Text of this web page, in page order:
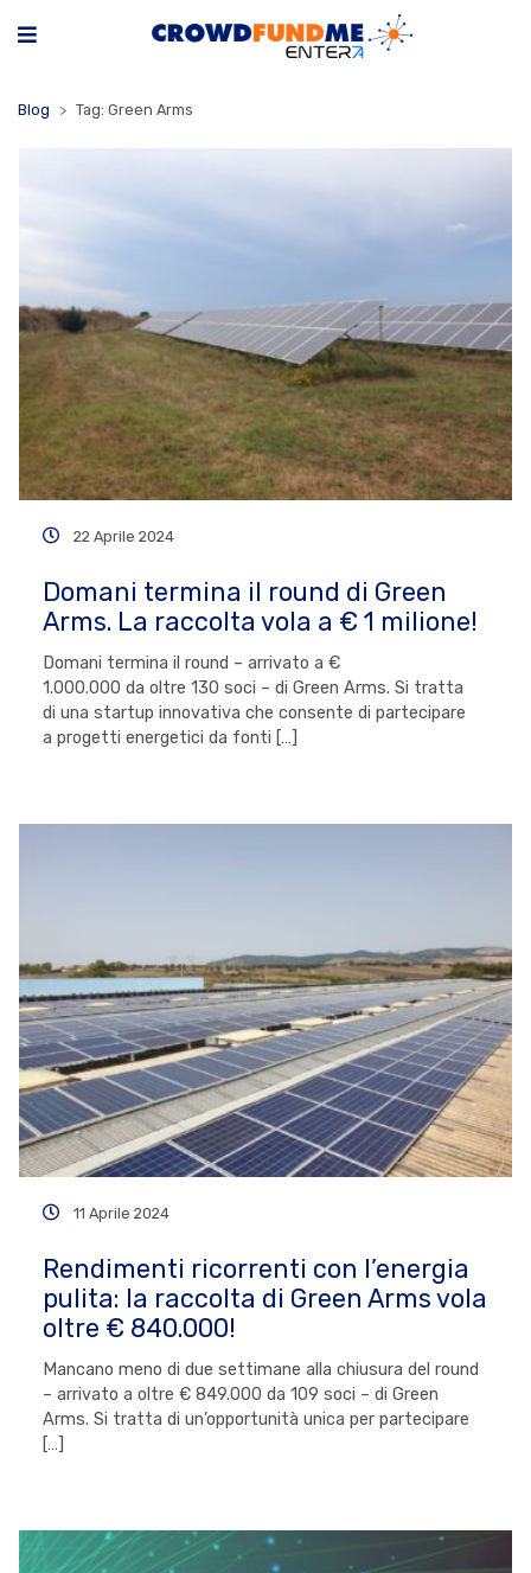
Blog Tag: Green Arms
22 Aprile 2024
Domani termina il round di Green
Arms. La raccolta vola a € 1 milione!
Domani termina il round – arrivato a €
1.000.000 da oltre 130 soci – di Green Arms. Si tratta
di una startup innovativa che consente di partecipare
a progetti energetici da fonti […]
11 Aprile 2024
Rendimenti ricorrenti con l’energia
pulita: la raccolta di Green Arms vola
oltre € 840.000!
Mancano meno di due settimane alla chiusura del round
– arrivato a oltre € 849.000 da 109 soci – di Green
Arms. Si tratta di un’opportunità unica per partecipare
[…]